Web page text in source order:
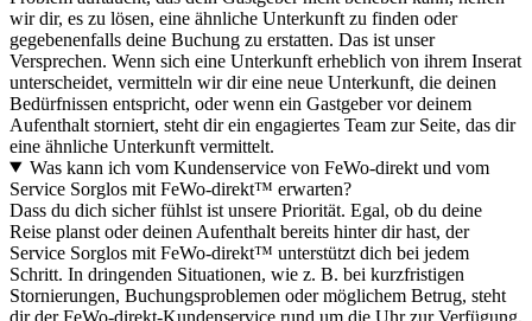
wir dir, es zu lösen, eine ähnliche Unterkunft zu finden oder
gegebenenfalls deine Buchung zu erstatten. Das ist unser
Versprechen. Wenn sich eine Unterkunft erheblich von ihrem Inserat
unterscheidet, vermitteln wir dir eine neue Unterkunft, die deinen
Bedürfnissen entspricht, oder wenn ein Gastgeber vor deinem
Aufenthalt storniert, steht dir ein engagiertes Team zur Seite, das dir
eine ähnliche Unterkunft vermittelt.
Was kann ich vom Kundenservice von FeWo-direkt und vom
Service Sorglos mit FeWo-direkt™ erwarten?
Dass du dich sicher fühlst ist unsere Priorität. Egal, ob du deine
Reise planst oder deinen Aufenthalt bereits hinter dir hast, der
Service Sorglos mit FeWo-direkt™ unterstützt dich bei jedem
Schritt. In dringenden Situationen, wie z. B. bei kurzfristigen
Stornierungen, Buchungsproblemen oder möglichem Betrug, steht
dir der FeWo-direkt-Kundenservice rund um die Uhr zur Verfügung,